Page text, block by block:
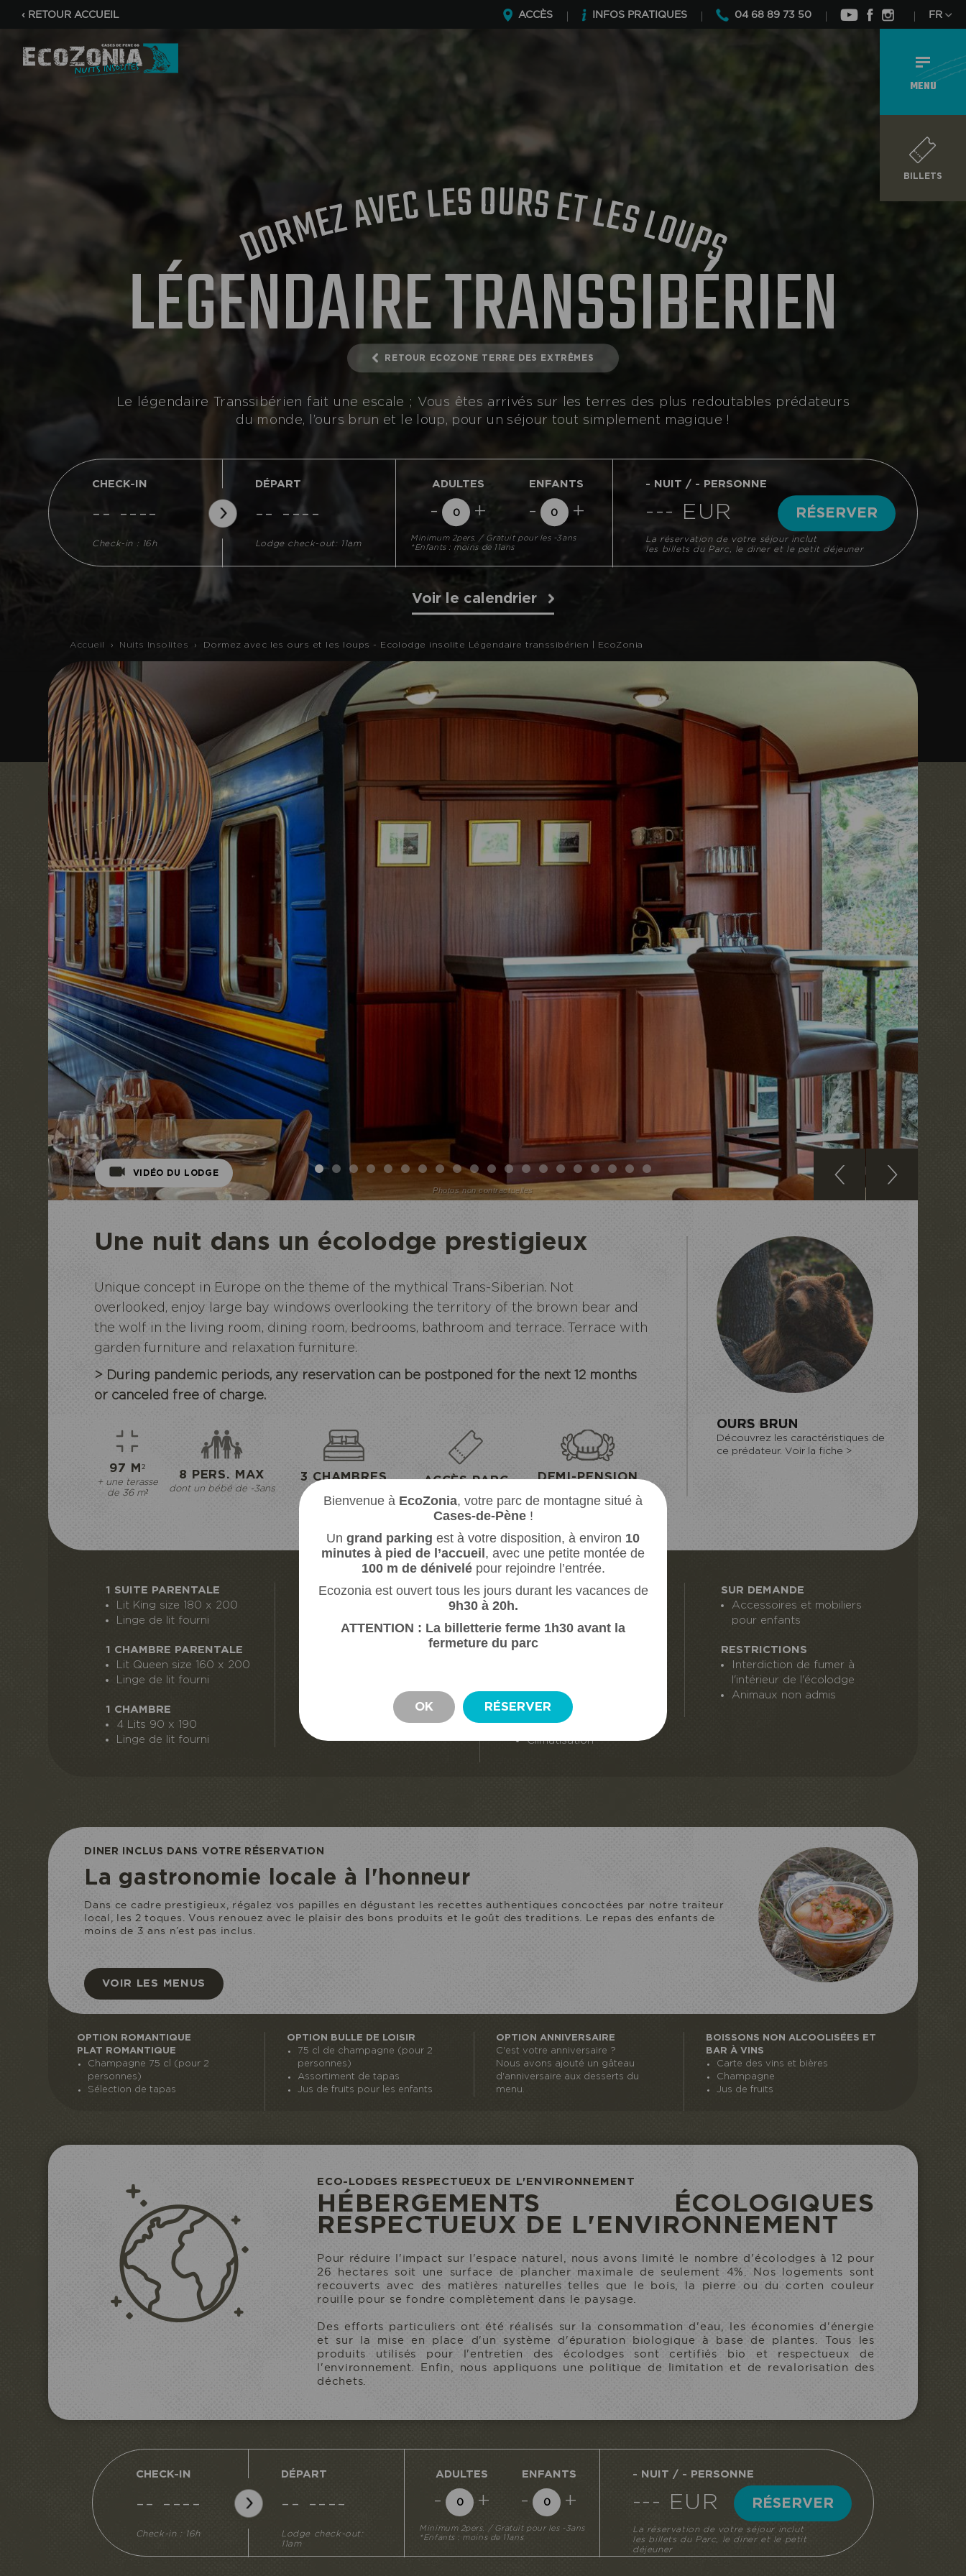
‹ RETOUR ACCUEIL ACCÈS INFOS PRATIQUES 04 68 89 73 50 FR
MENU
BILLETS
D
O
RMEZAVECLESOURSETLESL
OU
P
S
LÉGENDAIRE TRANSSIBÉRIEN
RETOUR ECOZONE TERRE DES EXTRÊMES
Le légendaire Transsibérien fait une escale ; Vous êtes arrivés sur les terres des plus redoutables prédateurs
du monde, l’ours brun et le loup, pour un séjour tout simplement magique !
CHECK-IN
-- ----
Check-in : 16h
DÉPART
-- ----
Lodge check-out: 11am
ADULTES
- +
ENFANTS
- +
Minimum 2pers. / Gratuit pour les -3ans
*Enfants : moins de 11ans
- NUIT / - PERSONNE
--- EUR
La réservation de votre séjour inclut
les billets du Parc, le diner et le petit déjeuner
RÉSERVER
Voir le calendrier
Accueil › Nuits Insolites › Dormez avec les ours et les loups - Ecolodge insolite Légendaire transsibérien | EcoZonia
VIDÉO DU LODGE
Photos non contractuelles
Une nuit dans un écolodge prestigieux
Unique concept in Europe on the theme of the mythical Trans-Siberian. Not
overlooked, enjoy large bay windows overlooking the territory of the brown bear and
the wolf in the living room, dining room, bedrooms, bathroom and terrace. Terrace with
garden furniture and relaxation furniture.
> During pandemic periods, any reservation can be postponed for the next 12 months
or canceled free of charge.
97 M²
+ une terasse
de 36 m²
8 PERS. MAX
dont un bébé de -3ans
3 CHAMBRES
4 lits superposés
ACCÈS PARC
Pendant 2 jours
Accès privilégié
en fin de journée
DEMI-PENSION
Diner du terroir par notre
LOUP GRIS
Découvrez les caractéristiques de
ce prédateur. Voir la fiche >
1 SUITE PARENTALE
Lit King size 180 x 200
Linge de lit fourni
1 CHAMBRE PARENTALE
Lit Queen size 160 x 200
Linge de lit fourni
1 CHAMBRE
4 Lits 90 x 190
Linge de lit fourni
TERRASSE
Linge de toilette
Sèche cheveux
CUISINE
Bouilloire
Cafetière
AUTRES
Wifi gratuit
Climatisation
SUR DEMANDE
Accessoires et mobiliers
pour enfants
RESTRICTIONS
Interdiction de fumer à
l'intérieur de l'écolodge
Animaux non admis
DINER INCLUS DANS VOTRE RÉSERVATION
La gastronomie locale à l'honneur
Dans ce cadre prestigieux, régalez vos papilles en dégustant les recettes authentiques concoctées par notre traiteur
local, les 2 toques. Vous renouez avec le plaisir des bons produits et le goût des traditions. Le repas des enfants de
moins de 3 ans n’est pas inclus.
VOIR LES MENUS
OPTION ROMANTIQUE
PLAT ROMANTIQUE
Champagne 75 cl (pour 2
personnes)
Sélection de tapas
OPTION BULLE DE LOISIR
75 cl de champagne (pour 2
personnes)
Assortiment de tapas
Jus de fruits pour les enfants
OPTION ANNIVERSAIRE
C'est votre anniversaire ?
​Nous avons ajouté un gâteau
d'anniversaire aux desserts du
menu.
BOISSONS NON ALCOOLISÉES ET
BAR À VINS
Carte des vins et bières
Champagne
Jus de fruits
ECO-LODGES RESPECTUEUX DE L'ENVIRONNEMENT
HÉBERGEMENTS ÉCOLOGIQUES
RESPECTUEUX DE L'ENVIRONNEMENT
Pour réduire l'impact sur l'espace naturel, nous avons limité le nombre d'écolodges à 12 pour
26 hectares soit une surface de plancher maximale de seulement 4%. Nos logements sont
recouverts avec des matières naturelles telles que le bois, la pierre ou du corten couleur
rouille pour se fondre complètement dans le paysage.
Des efforts particuliers ont été réalisés sur la consommation d'eau, les économies d'énergie
et sur la mise en place d'un système d'épuration biologique à base de plantes. Tous les
produits utilisés pour l'entretien des écolodges sont certifiés bio et respectueux de
l'environnement. Enfin, nous appliquons une politique de limitation et de revalorisation des
déchets.
CHECK-IN
-- ----
Check-in : 16h
DÉPART
-- ----
Lodge check-out:
11am
ADULTES
- +
ENFANTS
- +
Minimum 2pers. / Gratuit pour les -3ans
*Enfants : moins de 11ans
- NUIT / - PERSONNE
--- EUR
La réservation de votre séjour inclut
les billets du Parc, le diner et le petit
déjeuner
RÉSERVER
ECOZONIA
ECOPARC SEJOUR
Bienvenue à EcoZonia, votre parc de montagne situé à
Cases-de-Pène!
Un grand parking est à votre disposition, à environ 10
minutes à pied de l’accueil, avec une petite montée de
100 m de dénivelépour rejoindre l’entrée.
Ecozonia est ouvert tous les jours durant les vacances de
9h30 à 20h.
ATTENTION : La billetterie ferme 1h30 avant la
fermeture du parc
OK RÉSERVER